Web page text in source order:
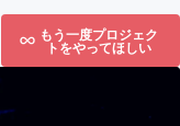
もう一度プロジェク
トをやってほしい